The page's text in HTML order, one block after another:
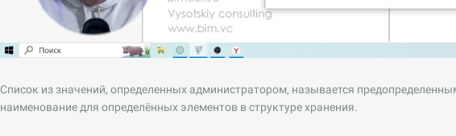
Список из значений, определенных администратором, называется
наименование для определённых элементов в структуре хранения.